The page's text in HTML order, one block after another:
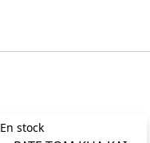
En stock